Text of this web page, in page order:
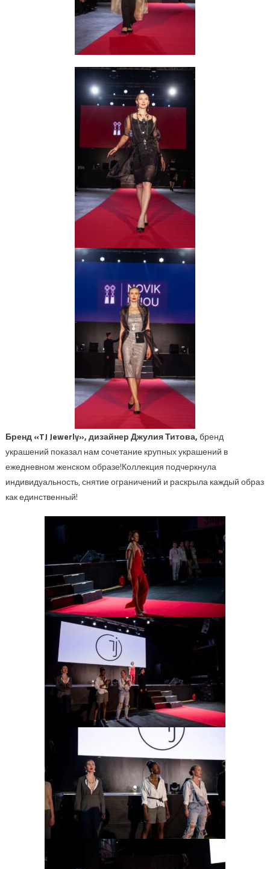
Бренд«TJ Jewerly»,дизайнер Джулия Титова,бренд
украшений показал нам сочетание крупных украшений в
ежедневном женском образе!Коллекция подчеркнула
индивидуальность, снятие ограничений и раскрыла каждый образ
как единственный!